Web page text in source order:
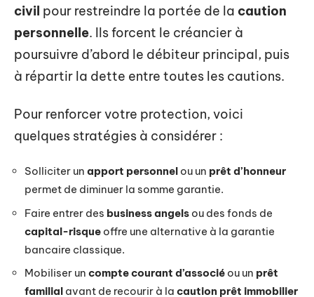
civil pour restreindre la portée de la caution
personnelle. Ils forcent le créancier à
poursuivre d’abord le débiteur principal, puis
à répartir la dette entre toutes les cautions.
Pour renforcer votre protection, voici
quelques stratégies à considérer :
Solliciter un apport personnel ou un prêt d’honneur
permet de diminuer la somme garantie.
Faire entrer des business angels ou des fonds de
capital-risque offre une alternative à la garantie
bancaire classique.
Mobiliser un compte courant d’associé ou un prêt
familial avant de recourir à la caution prêt immobilier